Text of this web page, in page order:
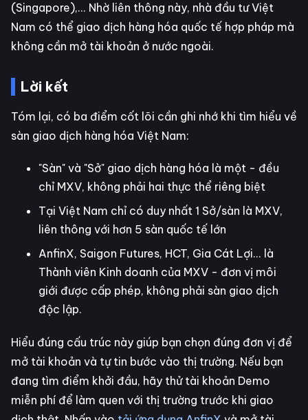
(Singapore),... Nhờ liên thông này, nhà đầu tư Việt
Nam có thể giao dịch hàng hóa quốc tế hợp pháp mà
không cần mở tài khoản ở nước ngoài.
Lời kết
Tóm lại, có ba điểm cốt lõi cần ghi nhớ khi tìm hiểu về
sàn giao dịch hàng hóa Việt Nam:
"Sàn" và "Sở" giao dịch hàng hóa là một - đều
chỉ MXV, không phải hai thực thể riêng biệt
Tại Việt Nam chỉ có duy nhất 1 Sở/sàn là MXV,
liên thông với hơn 5 sàn quốc tế lớn
AnfinX, Saigon Futures, HCT, Gia Cát Lợi... là
Thành viên Kinh doanh của MXV - đơn vị môi
giới được cấp phép, không phải sàn giao dịch
độc lập.
Hiểu đúng cấu trúc này giúp bạn chọn đúng đơn vị để
mở tài khoản và tự tin bước vào thị trường. Nếu bạn
đang tìm điểm khởi đầu, hãy thử tài khoản Demo
miễn phí để làm quen với thị trường trước khi giao